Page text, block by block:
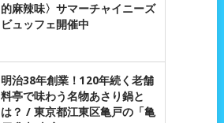
的麻辣味〉サマーチャイニーズ
ビュッフェ開催中
明治38年創業！120年続く老舗
料亭で味わう名物あさり鍋と
は？ / 東京都江東区亀戸の「亀